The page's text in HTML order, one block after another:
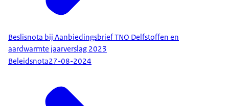
Beslisnota bij Aanbiedingsbrief TNO Delfstoffen en
aardwarmte jaarverslag 2023
Beleidsnota27-08-2024